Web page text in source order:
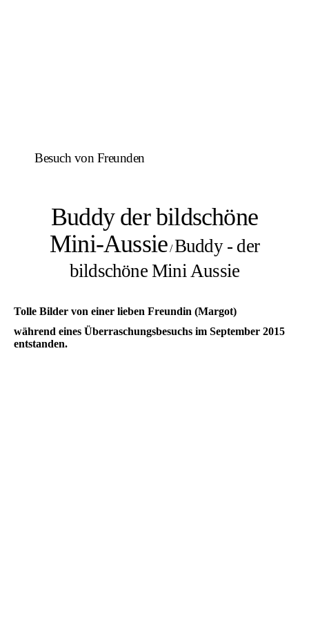
Besuch von Freunden
Buddy der bildschöne
Mini-Aussie/Buddy - der
bildschöne Mini Aussie
Tolle Bilder von einer lieben Freundin (Margot)
während eines Überraschungsbesuchs im September 2015
entstanden.